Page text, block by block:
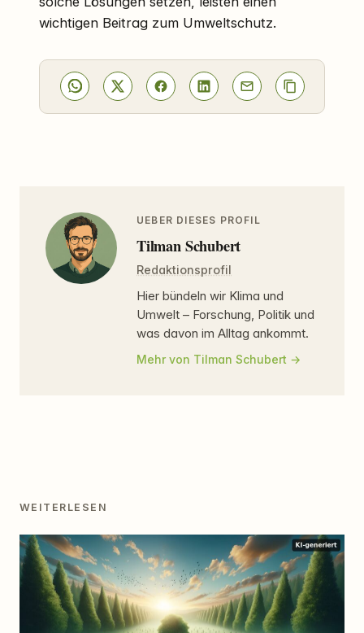
wichtigen Beitrag zum Umweltschutz.
UEBER DIESES PROFIL
Tilman Schubert
Redaktionsprofil
Hier bündeln wir Klima und
Umwelt – Forschung, Politik und
was davon im Alltag ankommt.
Mehr von Tilman Schubert
WEITERLESEN